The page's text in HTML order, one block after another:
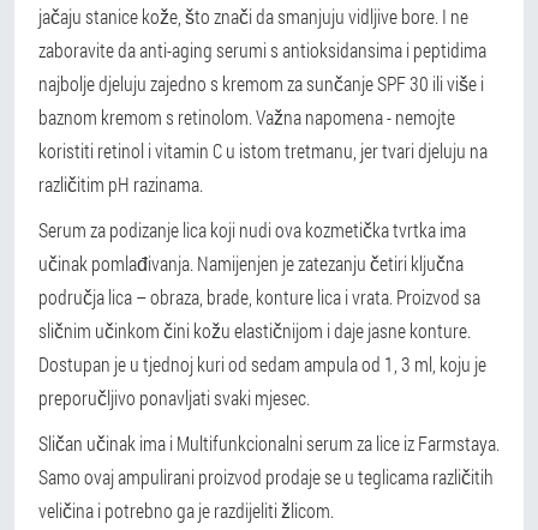
jačaju stanice kože, što znači da smanjuju vidljive bore. I ne
zaboravite da anti-aging serumi s antioksidansima i peptidima
najbolje djeluju zajedno s kremom za sunčanje SPF 30 ili više i
baznom kremom s retinolom. Važna napomena - nemojte
koristiti retinol i vitamin C u istom tretmanu, jer tvari djeluju na
različitim pH razinama.
Serum za podizanje lica koji nudi ova kozmetička tvrtka ima
učinak pomlađivanja. Namijenjen je zatezanju četiri ključna
područja lica – obraza, brade, konture lica i vrata. Proizvod sa
sličnim učinkom čini kožu elastičnijom i daje jasne konture.
Dostupan je u tjednoj kuri od sedam ampula od 1, 3 ml, koju je
preporučljivo ponavljati svaki mjesec.
Sličan učinak ima i Multifunkcionalni serum za lice iz Farmstaya.
Samo ovaj ampulirani proizvod prodaje se u teglicama različitih
veličina i potrebno ga je razdijeliti žlicom.